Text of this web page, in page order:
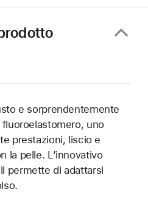
e sorprendentemente
uno
prestazioni, liscio e
la pelle. L’innovativo
permette di adattarsi